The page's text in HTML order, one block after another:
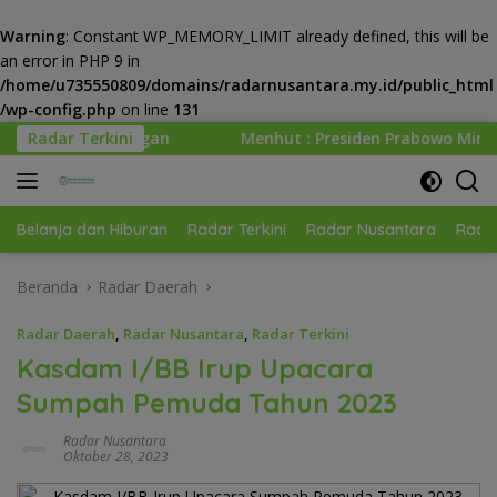
Warning: Constant WP_MEMORY_LIMIT already defined, this will be
an error in PHP 9 in
/home/u735550809/domains/radarnusantara.my.id/public_html
/wp-config.php on line 131
Langsung
ke
konten
Radar Terkini
Menhut : Presiden Prabowo Minta Kemenhut Bangun
Belanja dan Hiburan Radar Terkini Radar Nusantara
Beranda Radar Daerah
Radar Daerah, Radar Nusantara, Radar Terkini
Kasdam I/BB Irup Upacara
Sumpah Pemuda Tahun 2023
Radar Nusantara
Oktober 28, 2023